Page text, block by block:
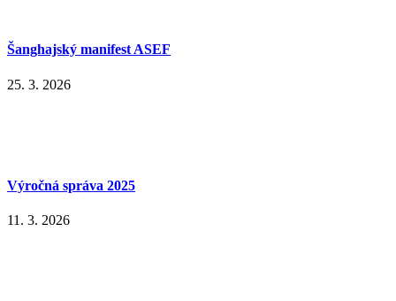
Šanghajský manifest ASEF
25. 3. 2026
Výročná správa 2025
11. 3. 2026